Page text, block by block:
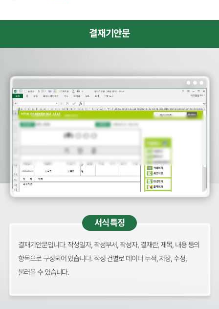
결재기안문
서식 특징
결재기안문입니다. 작성일자, 작성부서, 작성자, 결재란, 제목, 내용 등의
항목으로 구성되어 있습니다. 작성 건별로 데이터 누적, 저장, 수정,
불러올 수 있습니다.